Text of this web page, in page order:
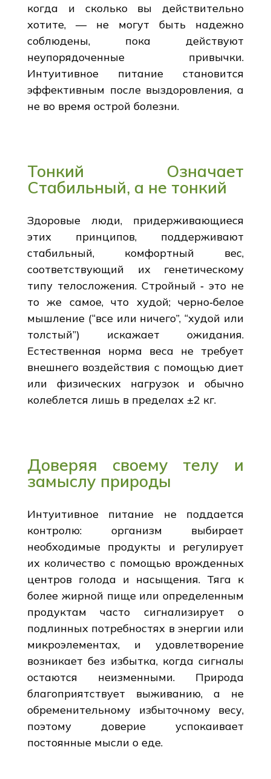
когда и сколько вы действительно
хотите, — не могут быть надежно
соблюдены, пока действуют
неупорядоченные привычки.
Интуитивное питание становится
эффективным после выздоровления, а
не во время острой болезни.
Тонкий Означает
Стабильный, а не тонкий
Здоровые люди, придерживающиеся
этих принципов, поддерживают
стабильный, комфортный вес,
соответствующий их генетическому
типу телосложения. Стройный ‑ это не
то же самое, что худой; черно‑белое
мышление (“все или ничего”, “худой или
толстый”) искажает ожидания.
Естественная норма веса не требует
внешнего воздействия с помощью диет
или физических нагрузок и обычно
колеблется лишь в пределах ±2 кг.
Доверяя своему телу и
замыслу природы
Интуитивное питание не поддается
контролю: организм выбирает
необходимые продукты и регулирует
их количество с помощью врожденных
центров голода и насыщения. Тяга к
более жирной пище или определенным
продуктам часто сигнализирует о
подлинных потребностях в энергии или
микроэлементах, и удовлетворение
возникает без избытка, когда сигналы
остаются неизменными. Природа
благоприятствует выживанию, а не
обременительному избыточному весу,
поэтому доверие успокаивает
постоянные мысли о еде.